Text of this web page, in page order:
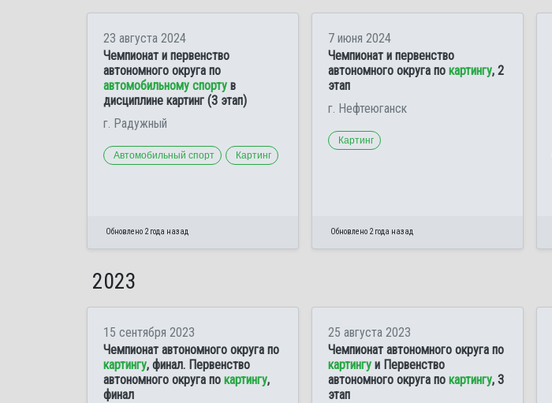
23 августа 2024
Чемпионат и первенство
автономного округа по
автомобильному спорту в
дисциплине картинг (3 этап)
г. Радужный
Автомобильный спорт Картинг
Обновлено 2 года назад
7 июня 2024
Чемпионат и первенство
автономного округа по картингу, 2
этап
г. Нефтеюганск
Картинг
Обновлено 2 года назад
2023
15 сентября 2023
Чемпионат автономного округа по
картингу, финал. Первенство
автономного округа по картингу,
финал
25 августа 2023
Чемпионат автономного округа по
картингу и Первенство
автономного округа по картингу, 3
этап